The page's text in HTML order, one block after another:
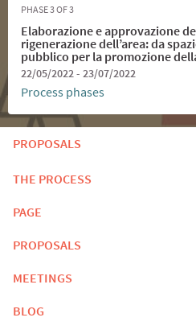
PHASE 3 OF 3
Elaborazione e approvazione
rigenerazione dell’area: da
pubblico per la promozione
22/05/2022 - 23/07/2022
Process phases
PROPOSALS
THE PROCESS
PAGE
PROPOSALS
MEETINGS
BLOG